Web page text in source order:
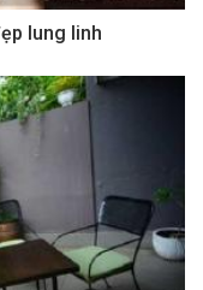
lung linh